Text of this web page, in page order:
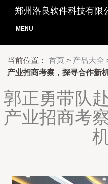
郑州洛良软件科技有限
MENU
当前位置： 首页 > 产品大全
产业招商考察，探寻合作新
郭正勇带队
产业招商考